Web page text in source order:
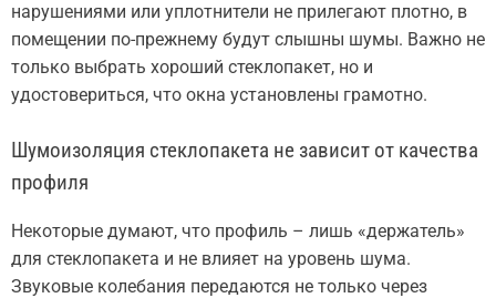
нарушениями или уплотнители не прилегают плотно, в
помещении по-прежнему будут слышны шумы. Важно не
только выбрать хороший стеклопакет, но и
удостовериться, что окна установлены грамотно.
Шумоизоляция стеклопакета не зависит от качества
профиля
Некоторые думают, что профиль – лишь «держатель»
для стеклопакета и не влияет на уровень шума.
Звуковые колебания передаются не только через